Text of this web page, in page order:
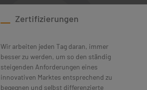
Zertifizierungen
Wir arbeiten jeden Tag daran, immer
besser zu werden, um so den ständig
steigenden Anforderungen eines
innovativen Marktes entsprechend zu
begegnen und selbst differenzierte